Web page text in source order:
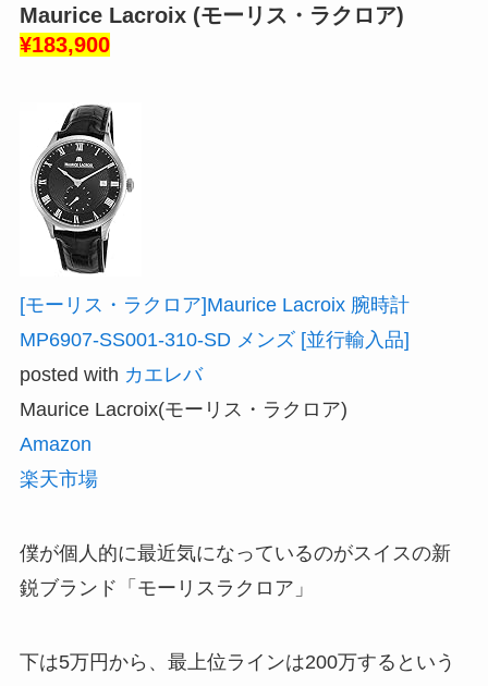
Maurice Lacroix (モーリス・ラクロア)
¥183,900
[モーリス・ラクロア]Maurice Lacroix 腕時計
MP6907-SS001-310-SD メンズ [並行輸入品]
posted with カエレバ
Maurice Lacroix(モーリス・ラクロア)
Amazon
楽天市場
僕が個人的に最近気になっているのがスイスの新
鋭ブランド「モーリスラクロア」
下は5万円から、最上位ラインは200万するという